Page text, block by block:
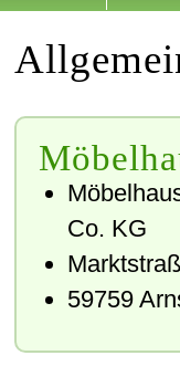
Co. KG
59759